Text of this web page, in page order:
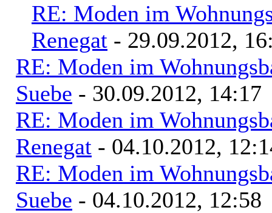
RE: Moden im
Renegat - 29.09.2012,
RE: Moden im
Suebe - 30.09.2012, 14:17
RE: Moden im
Renegat - 04.10.2012,
RE: Moden im
Suebe - 04.10.2012, 12:58